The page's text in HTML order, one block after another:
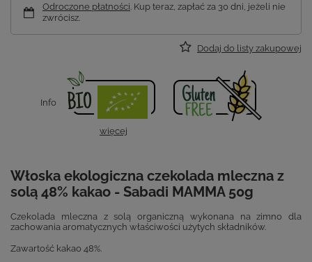
Odroczone płatności. Kup teraz, zapłać za 30 dni, jeżeli nie
zwrócisz.
Dodaj do listy zakupowej
Info
więcej
Włoska ekologiczna czekolada mleczna z
solą 48% kakao - Sabadi MAMMA 50g
Czekolada mleczna z solą organiczną wykonana na zimno dla
zachowania aromatycznych właściwości użytych składników.
Zawartość kakao 48%.